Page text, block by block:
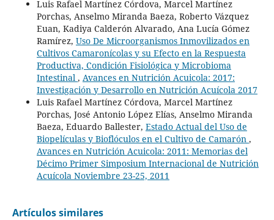
Luis Rafael Martínez Córdova, Marcel Martínez
Porchas, Anselmo Miranda Baeza, Roberto Vázquez
Euan, Kadiya Calderón Alvarado, Ana Lucía Gómez
Ramírez, Uso De Microorganismos Inmovilizados en
Cultivos Camaronícolas y su Efecto en la Respuesta
Productiva, Condición Fisiológica y Microbioma
Intestinal , Avances en Nutrición Acuicola: 2017:
Investigación y Desarrollo en Nutrición Acuícola 2017
Luis Rafael Martínez Córdova, Marcel Martínez
Porchas, José Antonio López Elías, Anselmo Miranda
Baeza, Eduardo Ballester, Estado Actual del Uso de
Biopelículas y Bioflóculos en el Cultivo de Camarón ,
Avances en Nutrición Acuicola: 2011: Memorias del
Décimo Primer Simposium Internacional de Nutrición
Acuícola Noviembre 23-25, 2011
Artículos similares